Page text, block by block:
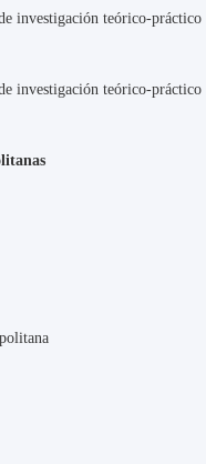
investigación teórico-práctico
investigación teórico-práctico